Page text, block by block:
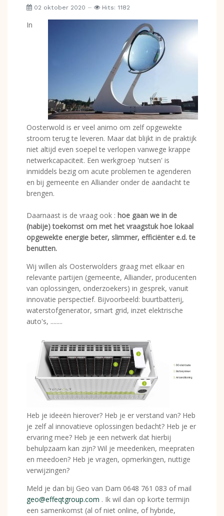
02 oktober 2020 Hits: 1182
In
Oosterwold is er veel animo om zelf opgewekte
stroom terug te leveren. Maar dat blijkt in de praktijk
niet altijd even soepel te verlopen vanwege krappe
netwerkcapaciteit. Een werkgroep 'nutsen' is
inmiddels bezig om acute problemen te agenderen
en bij gemeente en Alliander onder de aandacht te
brengen.
Daarnaast is de vraag ook : hoe gaan we in de
(nabije) toekomst om met het vraagstuk hoe lokaal
opgewekte energie beter, slimmer, efficiënter e.d. te
benutten.
Wij willen als Oosterwolders graag met elkaar en
relevante partijen (gemeente, Alliander, producenten
van oplossingen, onderzoekers) in gesprek, vanuit
innovatie perspectief. Bijvoorbeeld: buurtbatterij,
waterstofgenerator, smart grid, inzet elektrische
auto's, ........
Heb je ideeën hierover? Heb je er verstand van? Heb
je zelf al innovatieve oplossingen bedacht? Heb je er
ervaring mee? Heb je een netwerk dat hierbij
behulpzaam kan zijn? Wil je meedenken, meepraten
en meedoen? Heb je vragen, opmerkingen, nuttige
verwijzingen?
Meld je dan bij Geo van Dam 0648 761 083 of mail
geo@effeqtgroup.com . Ik wil dan op korte termijn
een samenkomst (al of niet online, of hybride,